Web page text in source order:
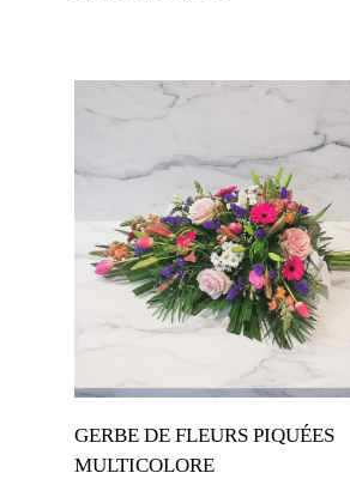
GERBE DE FLEURS PIQUÉES
MULTICOLORE